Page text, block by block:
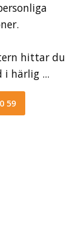
hittar du
i härlig ...
59